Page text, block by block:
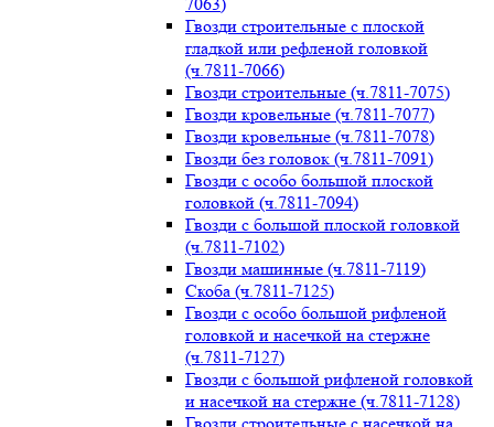
Гвозди строительные с плоской
гладкой или рефленой головкой
(ч.7811-7066)
Гвозди строительные (ч.7811-7075)
Гвозди кровельные (ч.7811-7077)
Гвозди кровельные (ч.7811-7078)
Гвозди без головок (ч.7811-7091)
Гвозди с особо большой плоской
головкой (ч.7811-7094)
Гвозди с большой плоской головкой
(ч.7811-7102)
Гвозди машинные (ч.7811-7119)
Скоба (ч.7811-7125)
Гвозди с особо большой рифленой
головкой и насечкой на стержне
(ч.7811-7127)
Гвозди с большой рифленой головкой
и насечкой на стержне (ч.7811-7128)